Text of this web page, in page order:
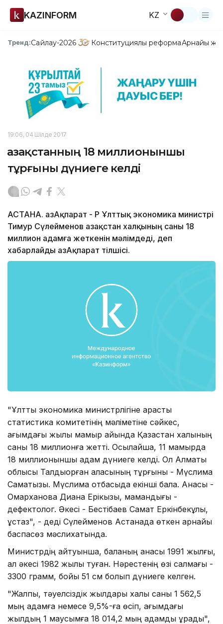
KAZINFORM KZ
Тренд:Сайлау-2026 Конституциялық реформаАрнайы
19:06, 04 Шілде 2017
Қазақстанның 18 миллионыншы
тұрғыны дүниеге келді
АСТАНА. ҚазАқпарат - ҚР Ұлттық экономика министрі
Тимур Сүлейменов Қазақстан xалқының саны 18
миллион адамға жеткенін мәлімдеді, деп
xабарлайды ҚазАқпарат тілшісі.
"Ұлттық экономика министрлігіне қарасты
статистика комитетінің мәліметіне сәйкес,
ағымдағы жылы мамыр айында Қазақстан xалқының
саны 18 миллионға жетті. Осылайша, 11 мамырда
18 миллионыншы адам дүниеге келді. Ол Алматы
облысы Талдықорған қаласының тұрғыны - Мүслима
Саматқызы. Мүслима отбасыда екінші бала. Анасы -
Омарxанова Диана Ерікқызы, мамандығы -
дефектолог. Әкесі - Бестібаев Самат Еркінбекұлы,
ұстаз", - деді Сүлейменов Астанада өткен арнайы
баспасөз мәслиxатында.
Министрдің айтуынша, баланың анасы 1991 жылғы,
ал әкесі 1982 жылы туған. Нәрестенің өзі салмағы -
3300 грамм, бойы 51 см болып дүниеге келген.
"Жалпы, тәуелсіздік жылдары халық саны 1 562,5
мың адамға немесе 9,5%-ға өсіп, ағымдағы
жылдың 1 маусымға 18 014,2 мың адамды құрады",